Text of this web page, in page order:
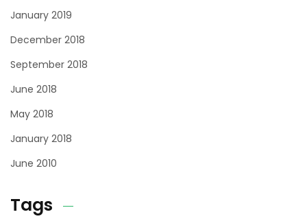
January 2019
December 2018
September 2018
June 2018
May 2018
January 2018
June 2010
Tags